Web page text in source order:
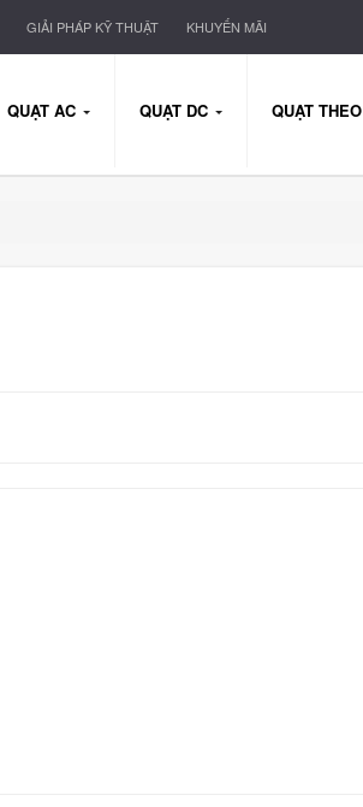
GIẢI PHÁP KỸ THUẬT KHUYẾN MÃI
QUẠT AC QUẠT DC QUẠT